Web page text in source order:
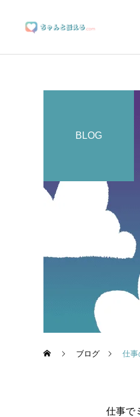
BLOG
ブログ 仕事
仕事で